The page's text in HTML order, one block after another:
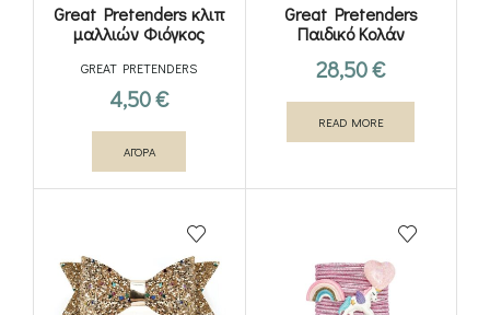
Great Pretenders κλιπ
μαλλιών Φιόγκος
GREAT PRETENDERS
4,50€
ΑΓΟΡΑ
Great Pretenders
Παιδικό Κολάν
28,50€
READ MORE